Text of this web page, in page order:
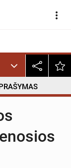
more_vert